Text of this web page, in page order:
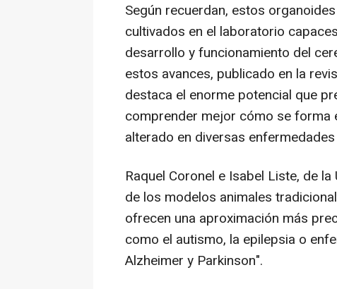
Según recuerdan, estos
cultivados en el laboratorio
desarrollo y funcionamiento del
estos avances, publicado en la
destaca el enorme potencial que
comprender mejor cómo se forma
alterado en diversas
Raquel Coronel e Isabel Liste, de
de los modelos animales
ofrecen una aproximación más
como el autismo, la epilepsia o
Alzheimer y Parkinson".